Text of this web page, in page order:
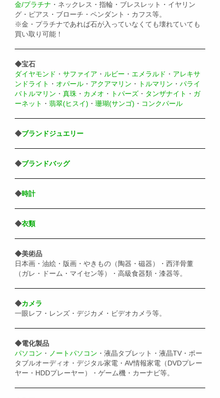
金/プラチナ ・ネックレス・指輪・ブレスレット・イヤリン
グ・ピアス・ブローチ・ペンダント・カフス等。
※金・プラチナであれば石が入っていなくても壊れていても
買い取り可能！
◆宝石
ダイヤモンド ・ サファイア ・ ルビー ・ エメラルド ・ アレキサ
ンドライト ・ オパール ・ アクアマリン ・ トルマリン ・ パライ
バトルマリン ・ 真珠 ・ カメオ ・ トパーズ ・ タンザナイト ・ ガ
ーネット ・ 翡翠(ヒスイ) ・ 珊瑚(サンゴ) ・ コンクパール
◆ブランドジュエリー
◆ブランドバッグ
◆時計
◆衣類
◆美術品
日本画・油絵・版画・やきもの（陶器・磁器）・西洋骨董
（ガレ・ドーム・マイセン等）・高級食器類・漆器等。
◆カメラ
一眼レフ・レンズ・デジカメ・ビデオカメラ等。
◆電化製品
パソコン ・ ノートパソコン ・液晶タブレット・液晶TV・ポー
タブルオーディオ・デジタル家電・AV情報家電（DVDプレー
ヤー・HDDプレーヤー）・ゲーム機・カーナビ等。